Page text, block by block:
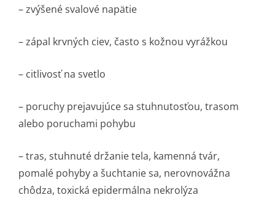
– zvýšené svalové napätie
– zápal krvných ciev, často s kožnou vyrážkou
– citlivosť na svetlo
– poruchy prejavujúce sa stuhnutosťou, trasom
alebo poruchami pohybu
– tras, stuhnuté držanie tela, kamenná tvár,
pomalé pohyby a šuchtanie sa, nerovnovážna
chôdza, toxická epidermálna nekrolýza